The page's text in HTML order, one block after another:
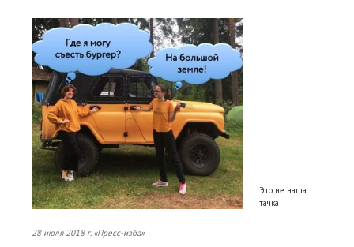
Это не наша
тачка
28 июля 2018 г. «Пресс-изба»